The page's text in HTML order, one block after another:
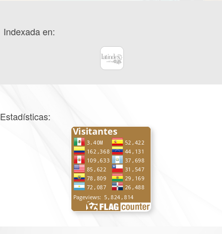
Indexada en:
Estadísticas: